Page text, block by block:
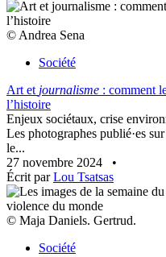
© Andrea Sena
Société
Art et journalisme : comment
l’histoire
Enjeux sociétaux, crise
Les photographes publié·es
le...
27 novembre 2024
•
Écrit parLou Tsatsas
© Maja Daniels. Gertrud.
Société